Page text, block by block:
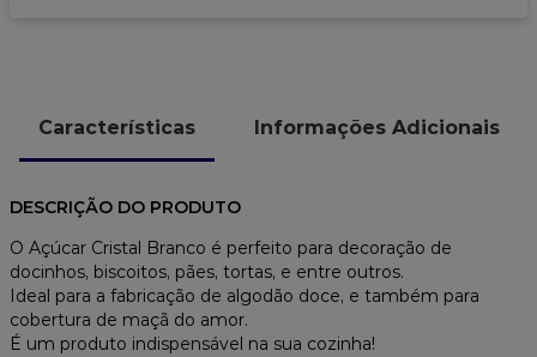
Características Informações Adicionais
DESCRIÇÃO DO PRODUTO
O Açúcar Cristal Branco é perfeito para decoração de
docinhos, biscoitos, pães, tortas, e entre outros.
Ideal para a fabricação de algodão doce, e também para
cobertura de maçã do amor.
É um produto indispensável na sua cozinha!